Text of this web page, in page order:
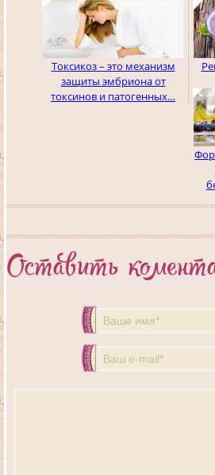
Токсикоз – это механизм
защиты эмбриона от
токсинов и патогенных…
Оставить